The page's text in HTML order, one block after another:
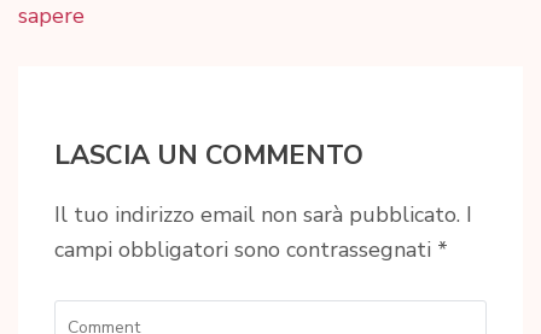
sapere
LASCIA UN COMMENTO
Il tuo indirizzo email non sarà pubblicato. I
campi obbligatori sono contrassegnati *
Comment